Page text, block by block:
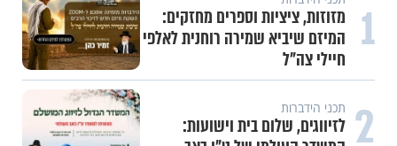
1
מזוזות, ציציות וספרים מחזקים:
המיזם שיביא שמירה רוחנית לאלפי
חיילי צה"ל
2 תכני הידברות
לזיווגים, שלום בית וישועות: